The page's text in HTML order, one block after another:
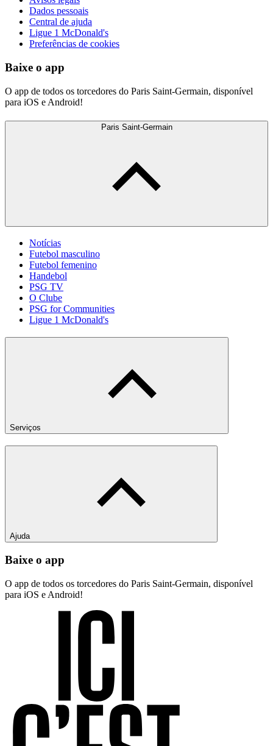
Dados pessoais
Central de ajuda
Ligue 1 McDonald's
Preferências de cookies
Baixe o app
O app de todos os torcedores do Paris Saint-Germain, disponível
para iOS e Android!
Paris Saint-Germain
Notícias
Futebol masculino
Futebol femenino
Handebol
PSG TV
O Clube
PSG for Communities
Ligue 1 McDonald's
Serviços
Ajuda
Baixe o app
O app de todos os torcedores do Paris Saint-Germain, disponível
para iOS e Android!